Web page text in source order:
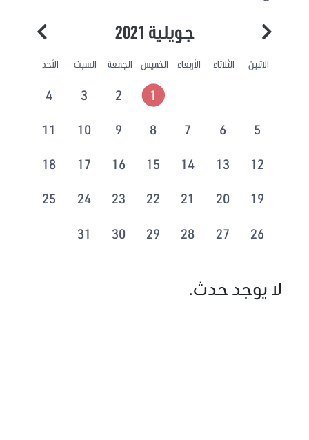
جويلية 2021
الاثنين الثلاثاء الأربعاء الخميس الجمعة السبت الأحد
1
2
3
4
5
6
7
8
9
10
11
12
13
14
15
16
17
18
19
20
21
22
23
24
25
26
27
28
29
30
31
لا يوجد حدث.